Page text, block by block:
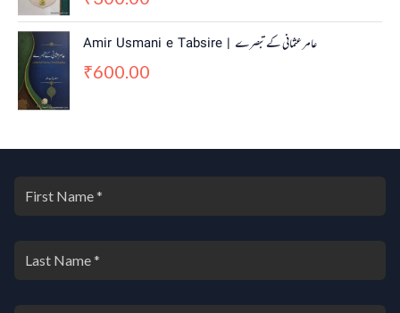
Amir Usmani e Tabsire | عامر عثمانی کے تبصرے
₹600.00